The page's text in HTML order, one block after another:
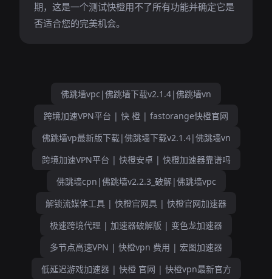
期，这是一个测试快橙用不了所有功能并确定它是
否适合您的完美机会。
佛跳墙vpc|佛跳墙下载v2.1.4|佛跳墙vn
跨境加速VPN平台 | 快 橙 | fastorange快橙官网
佛跳墙vp最新版下载|佛跳墙下载v2.1.4|佛跳墙vn
跨境加速VPN平台 | 快橙安卓 | 快橙加速器靠谱吗
佛跳墙cpn|佛跳墙v2.2.3_破解|佛跳墙vpc
解锁流媒体工具 | 快橙官网具 | 快橙官网加速器
极速跨境代理 | 加速器破解版 | 变色龙加速器
多节点高速VPN | 快橙vpn 费用 | 宏图加速器
低延迟游戏加速器 | 快橙 官网 | 快橙vpn最新官方